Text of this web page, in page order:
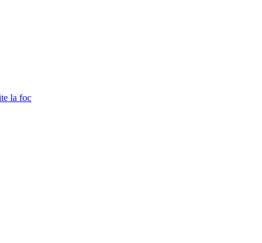
la foc